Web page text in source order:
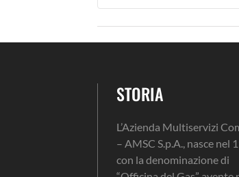
STORIA
L’Azienda Multiservizi
– AMSC S.p.A., nasce nel
con la denominazione di